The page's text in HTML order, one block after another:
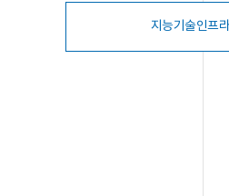
지능기술인프